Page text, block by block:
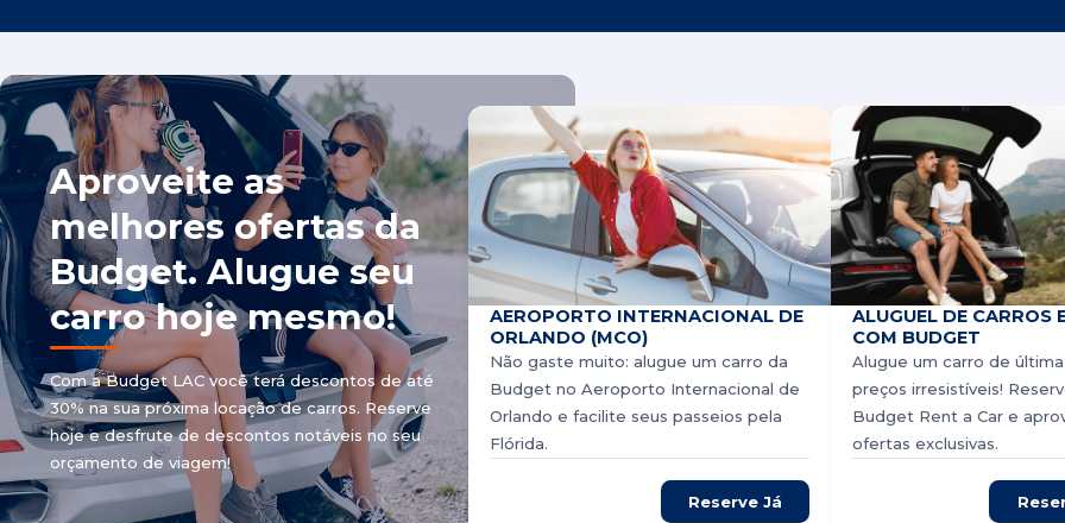
Aproveite as
melhores ofertas da
Budget. Alugue seu
carro hoje mesmo!
Com a Budget LAC você terá descontos de até
30% na sua próxima locação de carros. Reserve
hoje e desfrute de descontos notáveis ​​no seu
orçamento de viagem!
AEROPORTO INTERNACIONAL DE
ORLANDO (MCO)
Não gaste muito: alugue um carro da
Budget no Aeroporto Internacional de
Orlando e facilite seus passeios pela
Flórida.
Reserve Já
ALUGUEL DE CARROS
COM BUDGET
Alugue um carro de
preços irresistíveis!
Budget Rent a Car e
ofertas exclusivas.